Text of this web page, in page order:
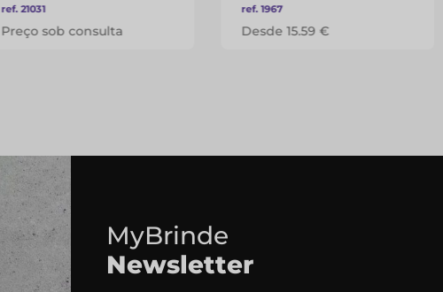
ref. 21031
Preço sob consulta
ref. 1967
Desde 15.59 €
MyBrinde
Newsletter